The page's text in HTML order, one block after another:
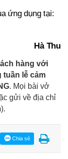
ứng dụng tại:
Hà Thu
hàng với
tuần lễ cảm
. Mọi bài vở
gửi về địa chỉ
).
Chia sẻ